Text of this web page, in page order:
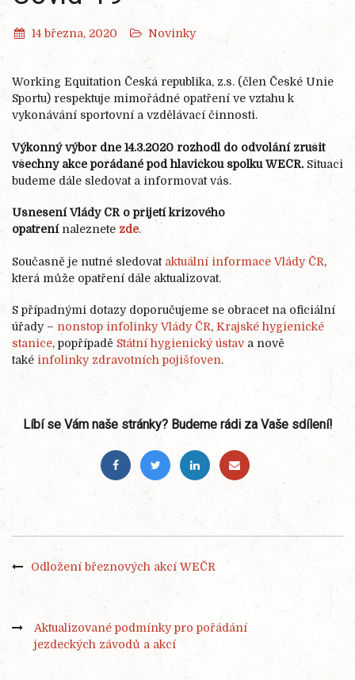
14 března, 2020 Novinky
Working Equitation Česká republika, z.s. (člen České Unie
Sportu) respektuje mimořádné opatření ve vztahu k
vykonávání sportovní a vzdělávací činnosti.
Výkonný výbor dne 14.3.2020 rozhodl do odvolání zrušit
všechny akce pořádané pod hlavičkou spolku WEČR. Situaci
budeme dále sledovat a informovat vás.
Usnesení Vlády ČR o přijetí krizového
opatření naleznete zde.
Současně je nutné sledovat aktuální informace Vlády ČR,
která může opatření dále aktualizovat.
S případnými dotazy doporučujeme se obracet na oficiální
úřady – nonstop infolinky Vlády ČR, Krajské hygienické
stanice, popřípadě Státní hygienický ústava nově
také infolinky zdravotních pojišťoven.
Líbí se Vám naše stránky? Budeme rádi za Vaše sdílení!
Odložení březnových akcí WEČR
Aktualizované podmínky pro pořádání
jezdeckých závodů a akcí